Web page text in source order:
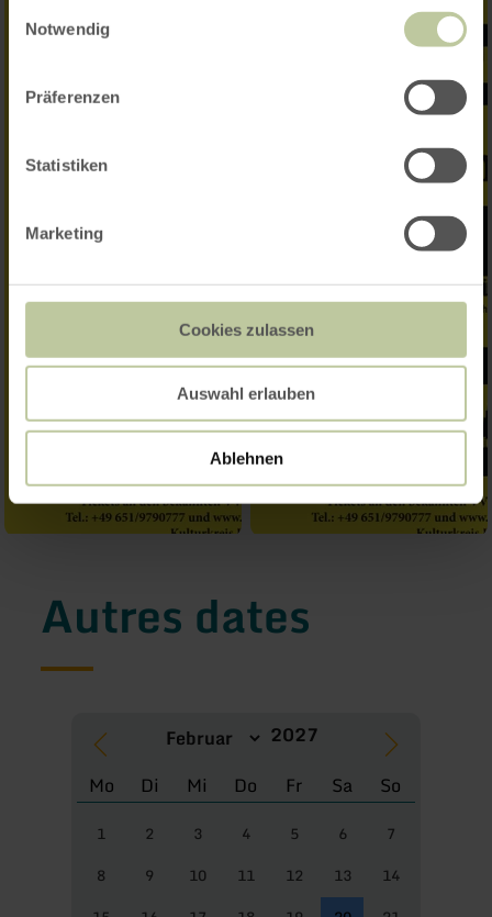
Notwendig
Präferenzen
Statistiken
Marketing
Cookies zulassen
Auswahl erlauben
Ablehnen
Autres dates
Mo Di Mi Do Fr Sa So
1 2 3 4 5 6
7
8
9 10 11 12 13
14